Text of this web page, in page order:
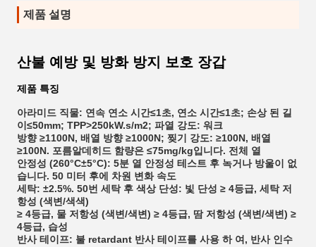
제품 설명
산불 예방 및 방화 방지 보호 장갑
제품 특징
아라미드 직물: 연속 연소 시간≤1초, 연소 시간≤1초; 손상 된 길
이≤50mm; TPP>250kW.s/m2; 파열 강도: 워크
방향 ≥1100N, 배열 방향 ≥1000N; 찢기 강도: ≥100N, 배열
≥100N. 포름알데히드 함량은 ≤75mg/kg입니다. 전체 열
안정성 (260°C±5°C): 5분 열 안정성 테스트 후 녹거나 방울이 없
습니다. 50 미터 후에 차원 변화 속도
세탁: ±2.5%. 50번 세탁 후 색상 단성: 빛 단성 ≥ 4등급, 세탁 저
항성 (색변/색색)
≥ 4등급, 물 저항성 (색변/색변) ≥ 4등급, 땀 저항성 (색변/색변) ≥
4등급, 습성
반사 테이프: 불 retardant 반사 테이프를 사용 하 여, 반사 인수